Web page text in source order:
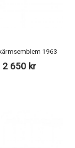
1963
2 650 kr